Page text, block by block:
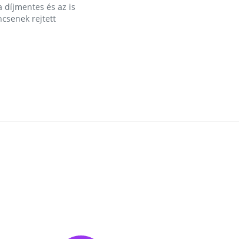
díjmentes és az is
rejtett